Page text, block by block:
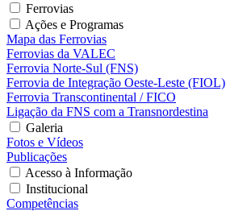
Ferrovias
Ações e Programas
Mapa das Ferrovias
Ferrovias da VALEC
Ferrovia Norte-Sul (FNS)
Ferrovia de Integração Oeste-Leste (FIOL)
Ferrovia Transcontinental / FICO
Ligação da FNS com a Transnordestina
Galeria
Fotos e Vídeos
Publicações
Acesso à Informação
Institucional
Competências